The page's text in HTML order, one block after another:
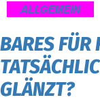
ALLGEMEIN
BARES
GLÄNZT?